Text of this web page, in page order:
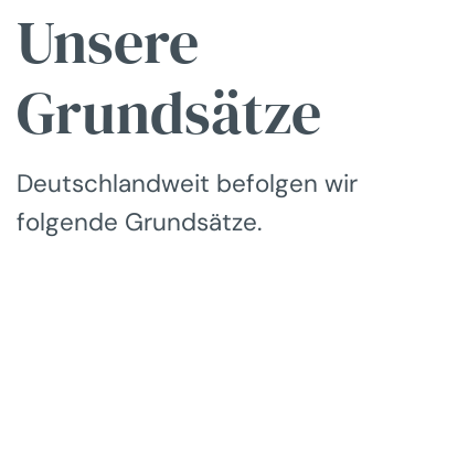
Unsere
Grundsätze
Deutschlandweit befolgen wir
folgende Grundsätze.